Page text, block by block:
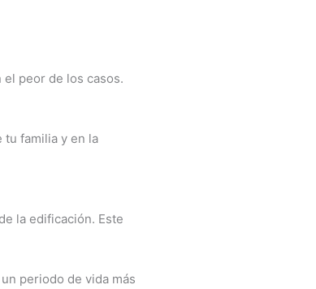
peor de los casos.
tu familia y en la
la edificación. Este
periodo de vida más